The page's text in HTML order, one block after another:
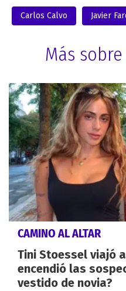
Carlos Calvo Javier
Más
CAMINO AL ALTAR
Tini Stoessel viajó
encendió las
vestido de novia?